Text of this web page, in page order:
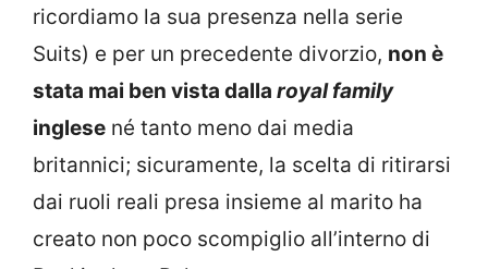
ricordiamo la sua presenza nella serie
Suits) e per un precedente divorzio, non è
stata mai ben vista dalla royal family
inglese né tanto meno dai media
britannici; sicuramente, la scelta di ritirarsi
dai ruoli reali presa insieme al marito ha
creato non poco scompiglio all’interno di